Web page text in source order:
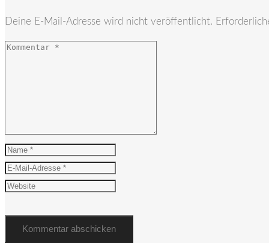
Deine E-Mail-Adresse wird nicht veröffentlicht.